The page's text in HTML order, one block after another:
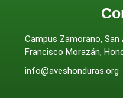
Campus Zamorano,
Francisco Morazán,
info@aveshonduras.org